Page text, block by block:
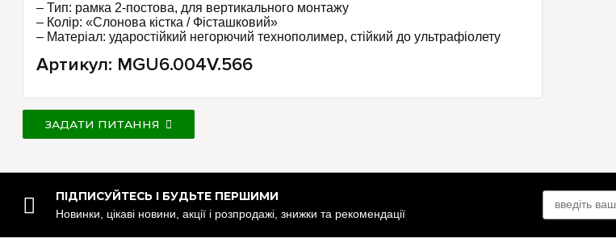
– Тип: рамка 2-постова, для вертикального монтажу
– Колір: «Слонова кістка / Фісташковий»
– Матеріал: ударостійкий негорючий технополимер, стійкий до ультрафіолету
Артикул: MGU6.004V.566
ЗАДАТИ ПИТАННЯ
ПІДПИСУЙТЕСЬ І БУДЬТЕ ПЕРШИМИ
Новинки, цікаві новини, акції і розпродажі, знижки та рекомендації